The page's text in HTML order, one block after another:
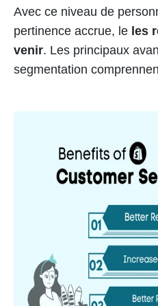
Avec ce niveau de
pertinence accrue, le les
venir. Les principaux
segmentation